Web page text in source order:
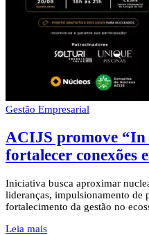
Gestão Empresarial
ACIJS promove “In
fortalecer conexões
Iniciativa busca aproximar
lideranças, impulsionamento de
fortalecimento da gestão no
Leia mais